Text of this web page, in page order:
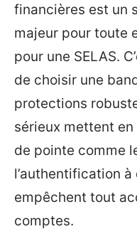
financières est un
majeur pour toute
pour une SELAS.
de choisir une
protections
sérieux mettent
de pointe comme
l’authentification
empêchent tout
comptes.